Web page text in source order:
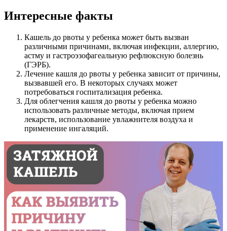
Интересные факты
Кашель до рвоты у ребенка может быть вызван
различными причинами, включая инфекции, аллергию,
астму и гастроэзофагеальную рефлюксную болезнь
(ГЭРБ).
Лечение кашля до рвоты у ребенка зависит от причины,
вызвавшей его. В некоторых случаях может
потребоваться госпитализация ребенка.
Для облегчения кашля до рвоты у ребенка можно
использовать различные методы, включая прием
лекарств, использование увлажнителя воздуха и
применение ингаляций.